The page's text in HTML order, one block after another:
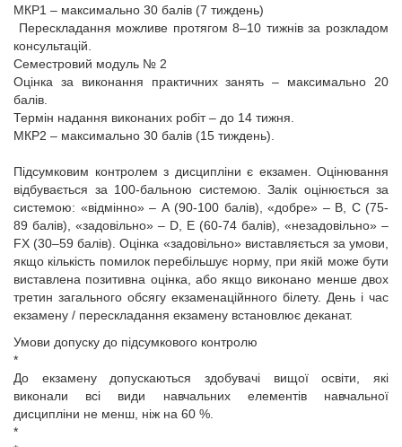
МКР1 – максимально 30 балів (7 тиждень)
Перескладання можливе протягом 8–10 тижнів за розкладом
консультацій.
Семестровий модуль № 2
Оцінка за виконання практичних занять – максимально 20
балів.
Термін надання виконаних робіт – до 14 тижня.
МКР2 – максимально 30 балів (15 тиждень).
Підсумковим контролем з дисципліни є екзамен. Оцінювання
відбувається за 100-бальною системою. Залік оцінюється за
системою: «відмінно» – А (90-100 балів), «добре» – В, С (75-
89 балів), «задовільно» – D, Е (60-74 балів), «незадовільно» –
FX (30–59 балів). Оцінка «задовільно» виставляється за умови,
якщо кількість помилок перебільшує норму, при якій може бути
виставлена позитивна оцінка, або якщо виконано менше двох
третин загального обсягу екзаменаційнного білету. День і час
екзамену / перескладання екзамену встановлює деканат.
Умови допуску до підсумкового контролю
*
До екзамену допускаються здобувачі вищої освіти, які
виконали всі види навчальних елементів навчальної
дисципліни не менш, ніж на 60 %.
*